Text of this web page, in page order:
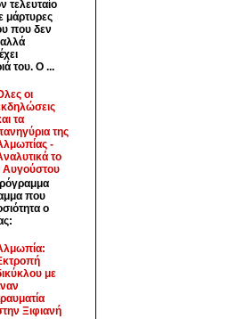
τελευταίο
μάρτυρες
που δεν
αλλά
του. Ο ...
οι
τα
της
-
το
Αυγούστου
που
ο
με
Ξιφιανή